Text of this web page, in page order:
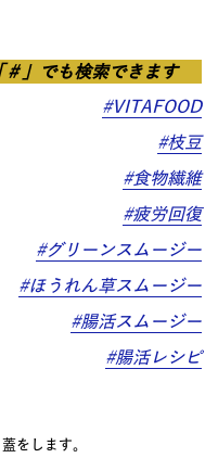
＃」でも検索できます
#VITAFOOD
#枝豆
#食物繊維
#疲労回復
#グリーンスムージー
#ほうれん草スムージー
#腸活スムージー
#腸活レシピ
をします。